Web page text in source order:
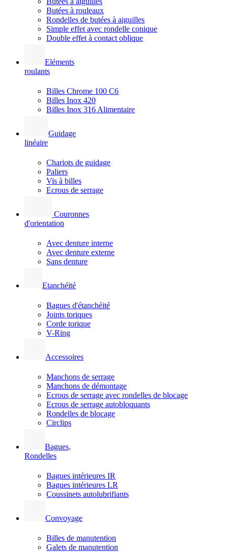
Butées à rouleaux
Rondelles de butées à aiguilles
Simple effet avec rondelle conique
Double effet à contact oblique
Eléments
roulants
Billes Chrome 100 C6
Billes Inox 420
Billes Inox 316 Alimentaire
Guidage
linéaire
Chariots de guidage
Paliers
Vis à billes
Ecrous de serrage
Couronnes
d'orientation
Avec denture interne
Avec denture externe
Sans denture
Etanchéité
Bagues d'étanchéité
Joints toriques
Corde torique
V-Ring
Accessoires
Manchons de serrage
Manchons de démontage
Ecrous de serrage avec rondelles de blocage
Ecrous de serrage autobloquants
Rondelles de blocage
Circlips
Bagues,
Rondelles
Bagues intérieures IR
Bagues intérieures LR
Coussinets autolubrifiants
Convoyage
Billes de manutention
Galets de manutention